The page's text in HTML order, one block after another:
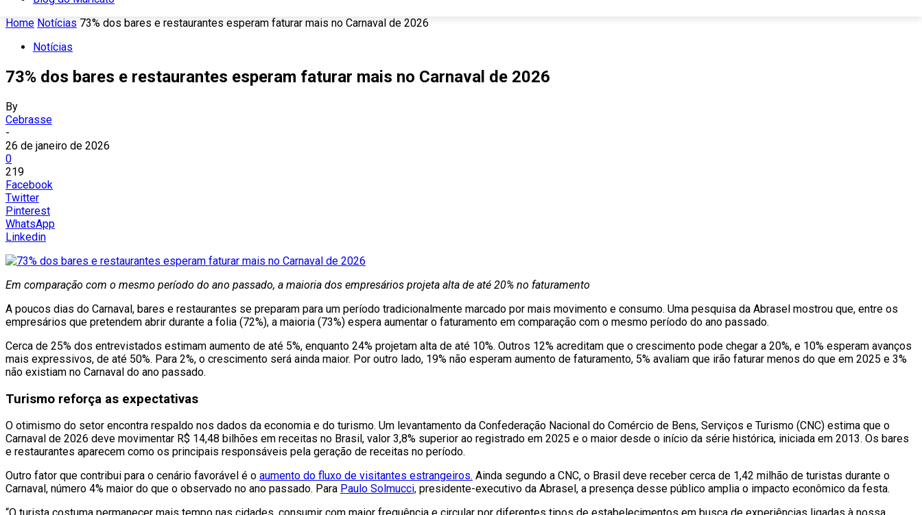
Home Notícias 73% dos bares e restaurantes esperam faturar mais no Carnaval de 2026
Notícias
73% dos bares e restaurantes esperam faturar mais no Carnaval de 2026
By
Cebrasse
-
26 de janeiro de 2026
0
219
Facebook
Twitter
Pinterest
WhatsApp
Linkedin
Em comparação com o mesmo período do ano passado, a maioria dos empresários projeta alta de até 20% no faturamento
A poucos dias do Carnaval, bares e restaurantes se preparam para um período tradicionalmente marcado por mais movimento e consumo. Uma pesquisa da Abrasel mostrou que, entre os
empresários que pretendem abrir durante a folia (72%), a maioria (73%) espera aumentar o faturamento em comparação com o mesmo período do ano passado.
Cerca de 25% dos entrevistados estimam aumento de até 5%, enquanto 24% projetam alta de até 10%. Outros 12% acreditam que o crescimento pode chegar a 20%, e 10% esperam avanços
mais expressivos, de até 50%. Para 2%, o crescimento será ainda maior. Por outro lado, 19% não esperam aumento de faturamento, 5% avaliam que irão faturar menos do que em 2025 e 3%
não existiam no Carnaval do ano passado.
Turismo reforça as expectativas
O otimismo do setor encontra respaldo nos dados da economia e do turismo. Um levantamento da Confederação Nacional do Comércio de Bens, Serviços e Turismo (CNC) estima que o
Carnaval de 2026 deve movimentar R$ 14,48 bilhões em receitas no Brasil, valor 3,8% superior ao registrado em 2025 e o maior desde o início da série histórica, iniciada em 2013. Os bares
e restaurantes aparecem como os principais responsáveis pela geração de receitas no período.
Outro fator que contribui para o cenário favorável é o aumento do fluxo de visitantes estrangeiros. Ainda segundo a CNC, o Brasil deve receber cerca de 1,42 milhão de turistas durante o
Carnaval, número 4% maior do que o observado no ano passado. Para Paulo Solmucci, presidente-executivo da Abrasel, a presença desse público amplia o impacto econômico da festa.